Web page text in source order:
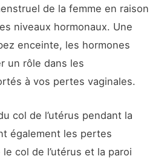
de la femme en raison
niveaux hormonaux. Une
enceinte, les hormones
un rôle dans les
à vos pertes vaginales.
col de l’utérus pendant la
également les pertes
col de l’utérus et la paroi